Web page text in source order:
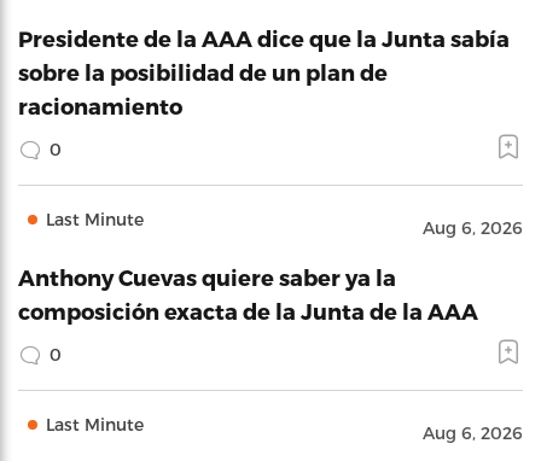
Presidente de la AAA dice que la Junta sabía
sobre la posibilidad de un plan de
racionamiento
0
Last Minute Aug 6, 2026
Anthony Cuevas quiere saber ya la
composición exacta de la Junta de la AAA
0
Last Minute Aug 6, 2026